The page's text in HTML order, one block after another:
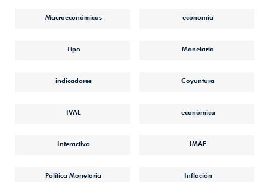
Macroeconómicas economía
Tipo Monetaria
indicadores Coyuntura
IVAE económica
Interactivo IMAE
Política Monetaria Inflación